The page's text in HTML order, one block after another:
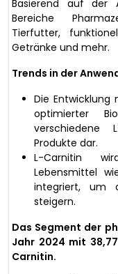
Basierend auf der
Bereiche
Tierfutter,
Getränke und mehr.
Trends in der
Die Entwicklung
optimierter
verschiedene
Produkte dar.
L-Carnitin
Lebensmittel
integriert, um
steigern.
Das Segment der
Jahr 2024 mit
Carnitin.